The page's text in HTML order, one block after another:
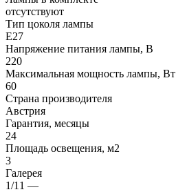
отсутствуют
Тип цоколя лампы
E27
Напряжение питания лампы, В
220
Максимальная мощность лампы, Вт
60
Страна производителя
Австрия
Гарантия, месяцы
24
Площадь освещения, м2
3
Галерея
1/11 —